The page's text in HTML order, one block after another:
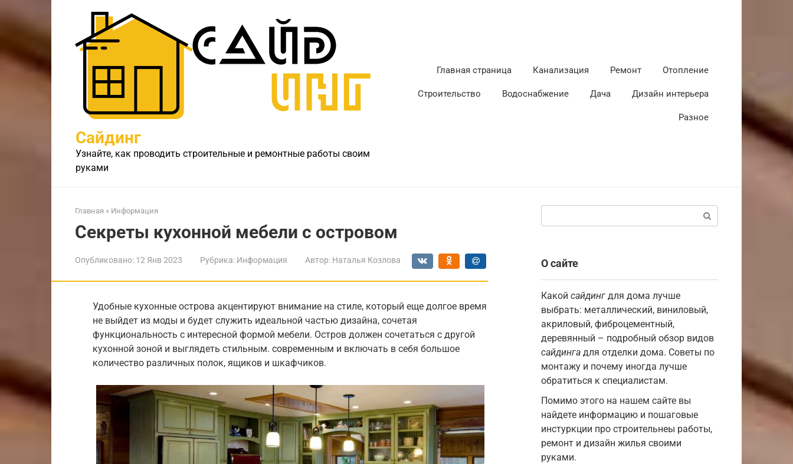
контенту
Сайдинг
Узнайте, как проводить строительные и ремонтные работы своим
руками
Главная страница Канализация Ремонт Отопление
Строительство Водоснабжение Дача Дизайн интерьера
Разное
Главная » Информация
Секреты кухонной мебели с островом
Опубликовано: 12 Янв 2023 Рубрика: Информация Автор: Наталья Козлова
Удобные кухонные острова акцентируют внимание на стиле, который еще долгое время
не выйдет из моды и будет служить идеальной частью дизайна, сочетая
функциональность с интересной формой мебели. Остров должен сочетаться с другой
кухонной зоной и выглядеть стильным. современным и включать в себя большое
количество различных полок, ящиков и шкафчиков.
О сайте
Какой сайдинг для дома лучше
выбрать: металлический, виниловый,
акриловый, фиброцементный,
деревянный – подробный обзор видов
сайдинга для отделки дома. Советы по
монтажу и почему иногда лучше
обратиться к специалистам.
Помимо этого на нашем сайте вы
найдете информацию и пошаговые
инстуркции про строительнеы работы,
ремонт и дизайн жилья своими
руками.